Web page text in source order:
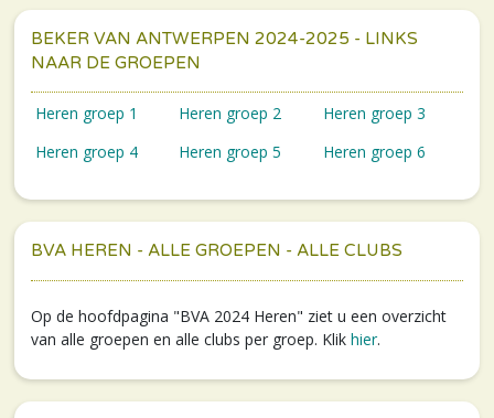
BEKER VAN ANTWERPEN 2024-2025 - LINKS
NAAR DE GROEPEN
Heren groep 1 Heren groep 2
Heren groep 3
Heren groep 4
Heren groep 5 Heren groep 6
BVA HEREN - ALLE GROEPEN - ALLE CLUBS
Op de hoofdpagina "BVA 2024 Heren" ziet u een overzicht
van alle groepen en alle clubs per groep. Klik hier.